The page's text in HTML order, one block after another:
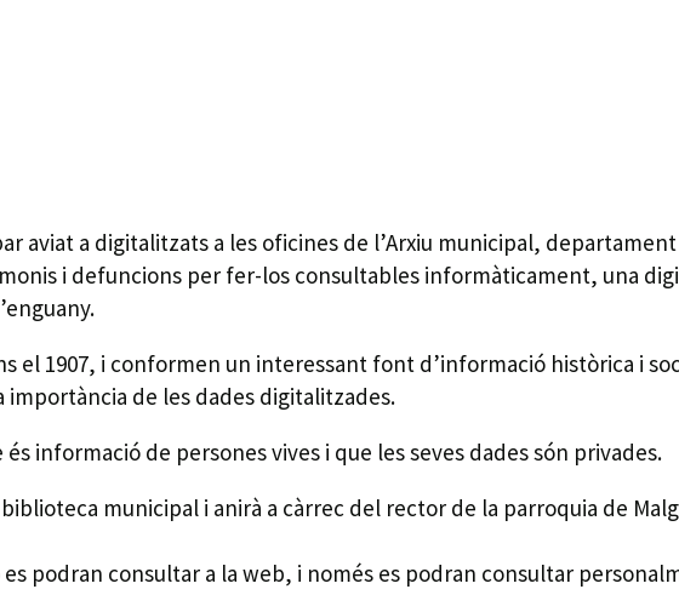
aviat a digitalitzats a les oficines de l’Arxiu municipal,
i defuncions per fer-los consultables informàticament, una
el 1907, i conformen un interessant font d’informació històrica i
importància de les dades digitalitzades.
informació de persones vives i que les seves dades són privades.
biblioteca municipal i anirà a càrrec del rector de la parroquia de
podran consultar a la web, i només es podran consultar